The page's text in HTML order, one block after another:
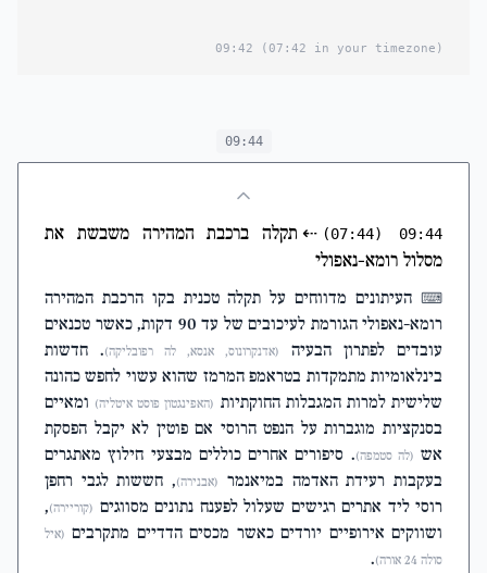
09:42 (07:42 in your timezone)
09:44
09:44
(07:44)
⇠ תקלה ברכבת המהירה משבשת את
מסלול רומא-נאפולי
⌨ העיתונים מדווחים על תקלה טכנית בקו הרכבת המהירה
רומא-נאפולי הגורמת לעיכובים של עד 90 דקות, כאשר טכנאים
עובדים לפתרון הבעיה
(אדנקרונוס, אנסא, לה רפובליקה). חדשות
בינלאומיות מתמקדות בטראמפ המרמז שהוא עשוי לחפש כהונה
שלישית למרות המגבלות החוקתיות (האפינגטון פוסט איטליה) ומאיים
בסנקציות מוגברות על הנפט הרוסי אם פוטין לא יקבל הפסקת
אש (לה סטמפה). סיפורים אחרים כוללים מבצעי חילוץ מאתגרים
בעקבות רעידת האדמה במיאנמר (אבנירה), חששות לגבי רחפן
רוסי ליד אתרים רגישים שעלול לפענח נתונים מסווגים (קוריירה),
ושווקים אירופיים יורדים כאשר מכסים הדדיים מתקרבים (איל
סולה 24 אורה)
.